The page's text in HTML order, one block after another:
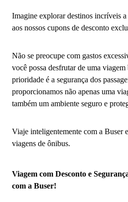
Imagine explorar destinos incríveis
aos nossos cupons de desconto
Não se preocupe com gastos
você possa desfrutar de uma
prioridade é a segurança dos
proporcionamos não apenas uma
também um ambiente seguro e
Viaje inteligentemente com a Buser
viagens de ônibus.
Viagem com Desconto e
com a Buser!